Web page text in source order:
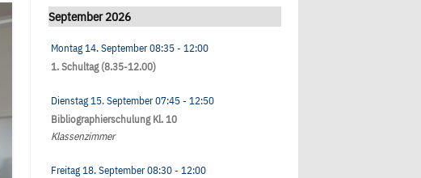
September 2026
Montag 14. September08:35- 12:00
1. Schultag (8.35-12.00)
Dienstag 15. September07:45- 12:50
Bibliographierschulung Kl. 10
Klassenzimmer
Freitag 18. September08:30- 12:00